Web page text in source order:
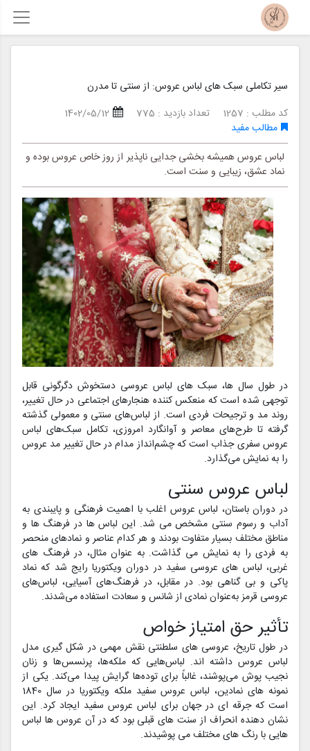
سیر تکاملی سبک های لباس عروس: از سنتی تا مدرن
کد مطلب : 1257
تعداد بازدید : 775
1402/05/12
مطالب مفید
لباس عروس همیشه بخشی جدایی ناپذیر از روز خاص عروس بوده و
نماد عشق، زیبایی و سنت است.
در طول سال ها، سبک های لباس عروسی دستخوش دگرگونی قابل
توجهی شده است که منعکس کننده هنجارهای اجتماعی در حال تغییر،
روند مد و ترجیحات فردی است. از لباس‌های سنتی و معمولی گذشته
گرفته تا طرح‌های معاصر و آوانگارد امروزی، تکامل سبک‌های لباس
عروس سفری جذاب است که چشم‌انداز مدام در حال تغییر مد عروس
را به نمایش می‌گذارد.
لباس عروس سنتی
در دوران باستان، لباس عروس اغلب با اهمیت فرهنگی و پایبندی به
آداب و رسوم سنتی مشخص می شد. این لباس ها در فرهنگ ها و
مناطق مختلف بسیار متفاوت بودند و هر کدام عناصر و نمادهای منحصر
به فردی را به نمایش می گذاشت. به عنوان مثال، در فرهنگ های
غربی، لباس های عروسی سفید در دوران ویکتوریا رایج شد که نماد
پاکی و بی گناهی بود. در مقابل، در فرهنگ‌های آسیایی، لباس‌های
عروسی قرمز به‌عنوان نمادی از شانس و سعادت استفاده می‌شدند.
تأثیر حق امتیاز خواص
در طول تاریخ، عروسی های سلطنتی نقش مهمی در شکل گیری مدل
لباس عروس داشته اند. لباس‌هایی که ملکه‌ها، پرنسس‌ها و زنان
نجیب پوش می‌پوشند، غالباً برای توده‌ها گرایش پیدا می‌کند. یکی از
نمونه های نمادین، لباس عروس سفید ملکه ویکتوریا در سال 1840
است که جرقه ای در جهان برای لباس عروس سفید ایجاد کرد. این
نشان دهنده انحراف از سنت های قبلی بود که در آن عروس ها لباس
هایی با رنگ های مختلف می پوشیدند.